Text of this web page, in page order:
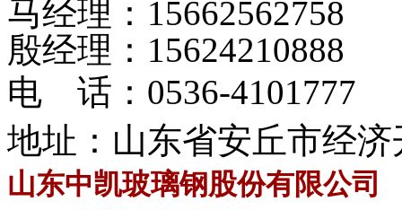
马经理： 15662562758
殷经理： 15624210888
电 话： 0536-4101777
地址：山东省安丘市经济
山东中凯玻璃钢股份有限公司